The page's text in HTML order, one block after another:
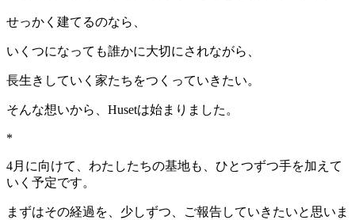
せっかく建てるのなら、
いくつになっても誰かに大切にされながら、
長生きしていく家たちをつくっていきたい。
そんな想いから、Husetは始まりました。
*
4月に向けて、わたしたちの基地も、ひとつずつ手を加えて
いく予定です。
まずはその経過を、少しずつ、ご報告していきたいと思いま